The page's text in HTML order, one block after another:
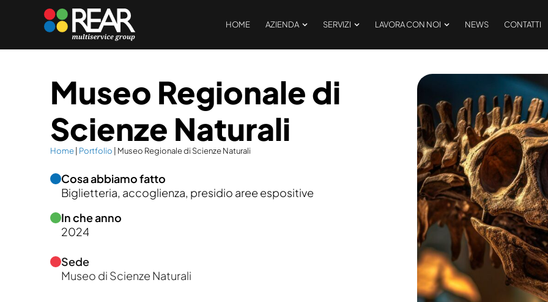
HOME AZIENDA SERVIZI LAVORA CON NOI NEWS CONTATTI
Museo Regionale di
Scienze Naturali
Home Portfolio Museo Regionale di Scienze Naturali
Cosa abbiamo fatto
Biglietteria, accoglienza, presidio aree espositive
In che anno
2024
Sede
Museo di Scienze Naturali